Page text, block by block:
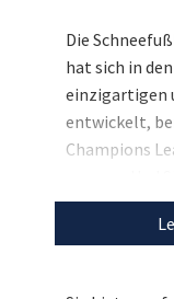
Die
hat sich in
einzigartigen
entwickelt,
Champions
messen. Und
das
ehemaligen